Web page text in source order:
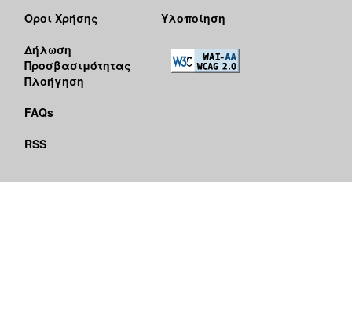
Όροι Χρήσης
Δήλωση
Προσβασιμότητας
Πλοήγηση
FAQs
RSS
Υλοποίηση